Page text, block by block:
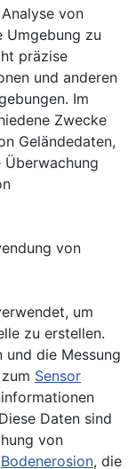
von
Umgebung zu
präzise
und anderen
Im
Zwecke
Geländedaten,
von
um
zu erstellen.
und die Messung
Sensor
Daten sind
von
Bodenerosion, die